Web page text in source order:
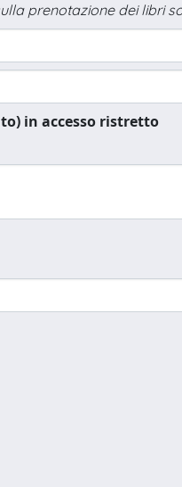
prenotazione dei libri
in accesso ristretto